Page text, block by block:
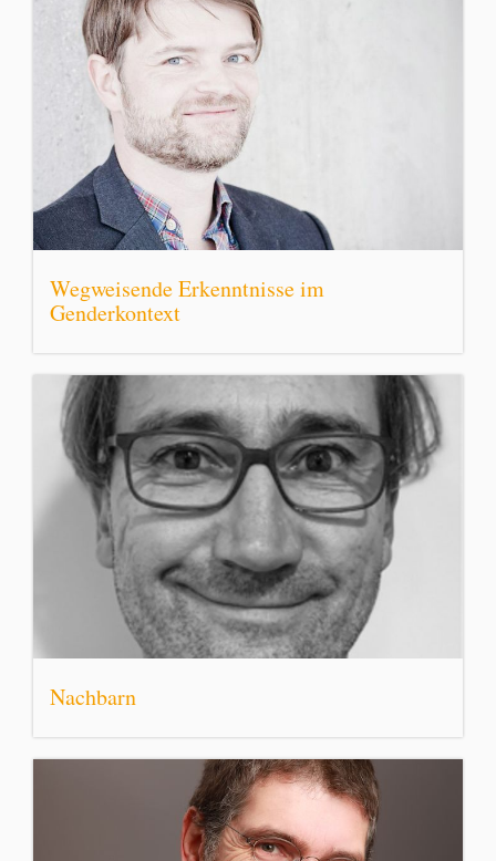
Wegweisende Erkenntnisse im
Genderkontext
Nachbarn